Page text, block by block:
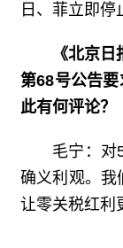
日、菲立即
《北京
第68号公告
此有何评论？
毛宁：对
确义利观。我
让零关税红利